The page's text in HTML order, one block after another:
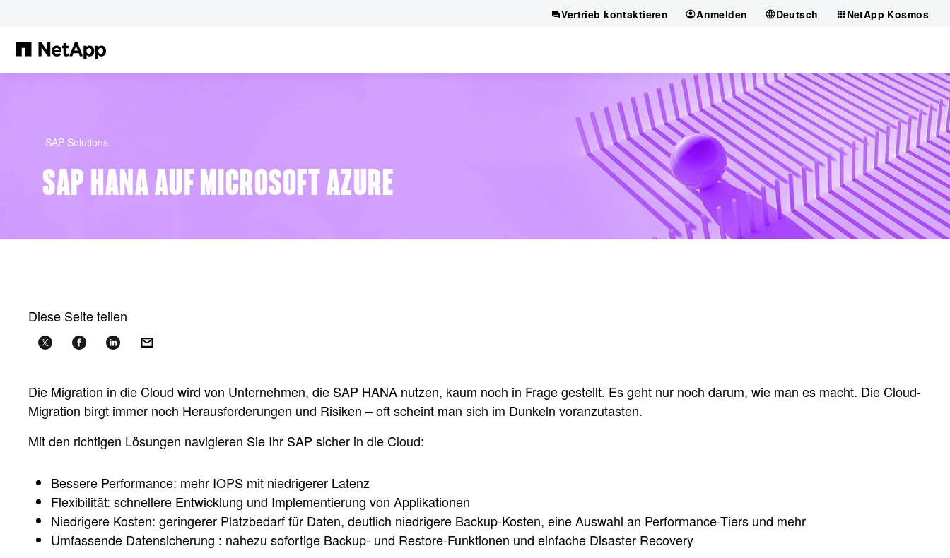
Vertrieb kontaktieren Anmelden Deutsch NetApp Kosmos
SAP Solutions
SAP HANA AUF MICROSOFT AZURE
Diese Seite teilen
Die Migration in die Cloud wird von Unternehmen, die SAP HANA nutzen, kaum noch in Frage gestellt. Es geht nur noch darum, wie man es macht. Die Cloud-
Migration birgt immer noch Herausforderungen und Risiken – oft scheint man sich im Dunkeln voranzutasten.
Mit den richtigen Lösungen navigieren Sie Ihr SAP sicher in die Cloud:
Bessere Performance: mehr IOPS mit niedrigerer Latenz
Flexibilität: schnellere Entwicklung und Implementierung von Applikationen
Niedrigere Kosten: geringerer Platzbedarf für Daten, deutlich niedrigere Backup-Kosten, eine Auswahl an Performance-Tiers und mehr
Umfassende Datensicherung : nahezu sofortige Backup- und Restore-Funktionen und einfache Disaster Recovery